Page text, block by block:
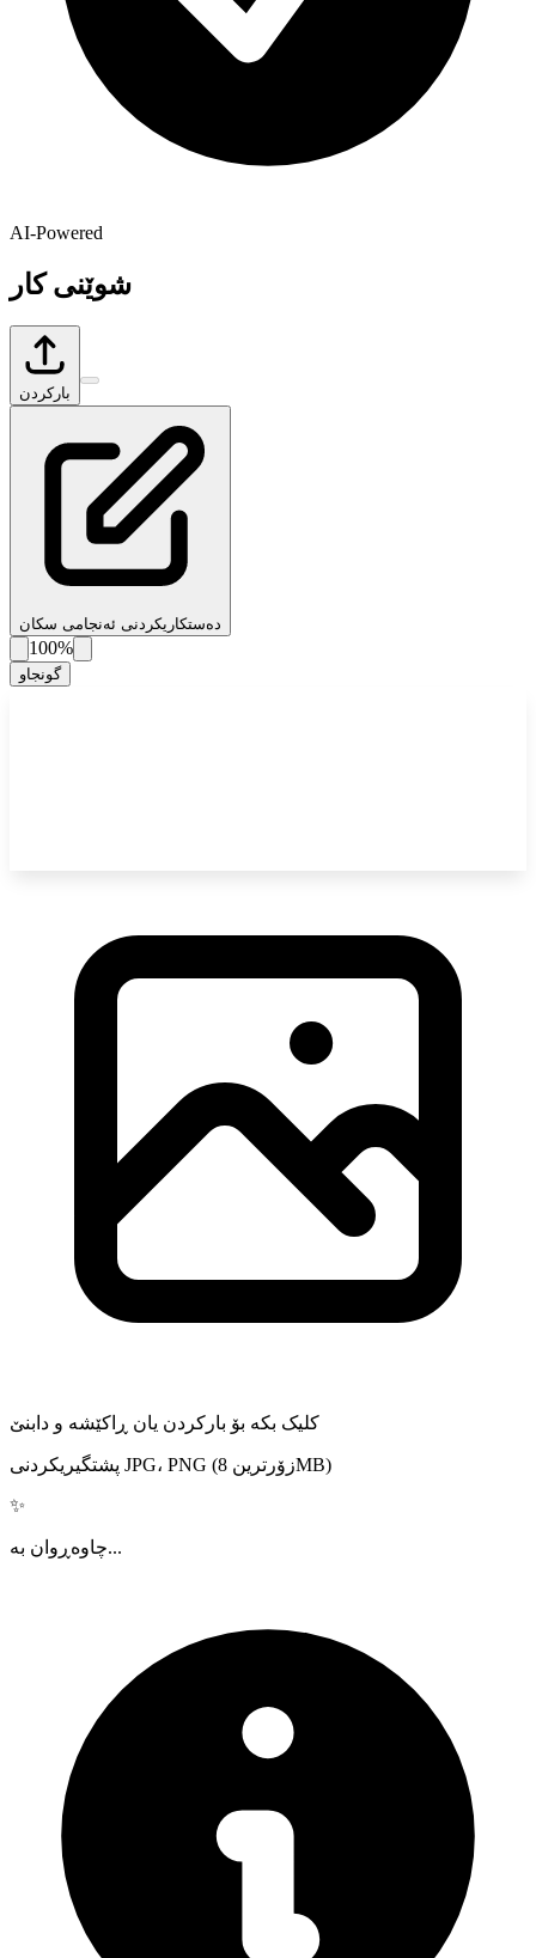
AI-Powered
شوێنی کار
بارکردن
دەستکاریکردنی ئەنجامی سکان
100%
گونجاو
کلیک بکە بۆ بارکردن یان ڕاکێشە و دابنێ
پشتگیریکردنی JPG، PNG (زۆرترین 8MB)
✨
چاوەڕوان بە...